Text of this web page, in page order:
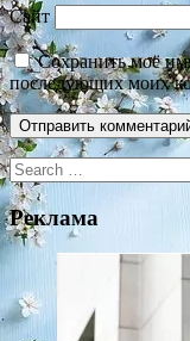
Сайт
Сохранить моё
последующих моих
Search
for:
Реклама